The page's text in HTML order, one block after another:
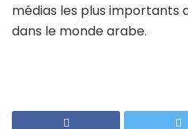
médias les plus importants
dans le monde arabe.